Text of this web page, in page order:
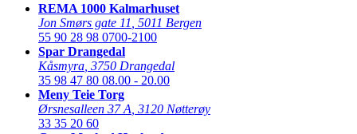
REMA 1000 Kalmarhuset
Jon Smørs gate 11 5011 Bergen
55 90 28 98 0700-2100
Spar Drangedal
Kåsmyra 3750 Drangedal
35 98 47 80 08.00 - 20.00
Meny Teie Torg
Ørsnesalleen 37 A 3120 Nøtterøy
33 35 20 60